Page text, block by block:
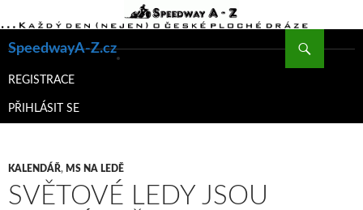
SpeedwayA-Z.cz
K
WEBU
REGISTRACE
PŘIHLÁSIT SE
KALENDÁŘ, MS NA LEDĚ
SVĚTOVÉ LEDY JSOU